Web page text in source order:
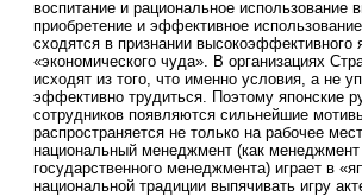
воспитание и рациональное
приобретение и эффективное
сходятся в признании высокоэффективного
«экономического чуда». В организациях
исходят из того, что именно условия, а не
эффективно трудиться. Поэтому японские
сотрудников появляются сильнейшие
распространяется не только на рабочее
национальный менеджмент (как
государственного менеджмента) играет в
национальной традиции выпячивать игру